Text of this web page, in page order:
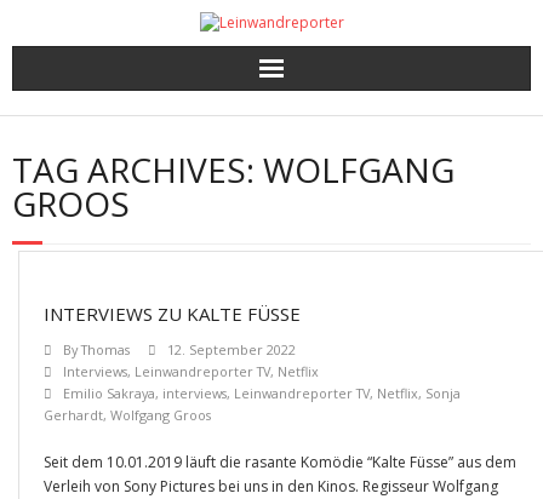
Kritiken
Filme und Serien nach Punkten
TAG ARCHIVES: WOLFGANG
GROOS
INTERVIEWS ZU KALTE FÜSSE
ByThomas
12. September 2022
Interviews, Leinwandreporter TV, Netflix
Emilio Sakraya, interviews, Leinwandreporter TV, Netflix, Sonja
Gerhardt, Wolfgang Groos
Seit dem 10.01.2019 läuft die rasante Komödie “Kalte Füsse” aus dem
Verleih von Sony Pictures bei uns in den Kinos. Regisseur Wolfgang